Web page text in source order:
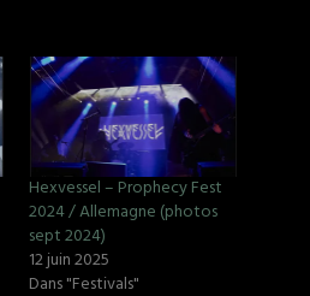
Hexvessel – Prophecy Fest
2024 / Allemagne (photos
sept 2024)
12 juin 2025
Dans "Festivals"